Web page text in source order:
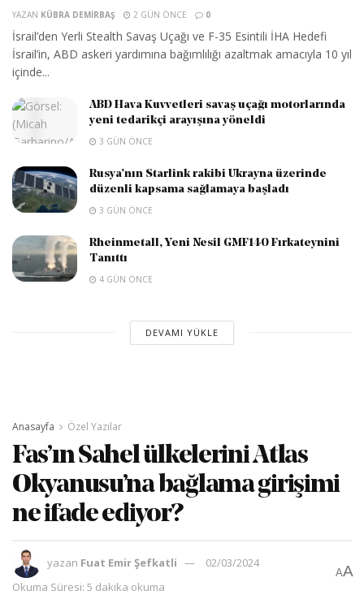
YAZAN KÜBRA DEMIRBAŞ 2 GÜN ÖNCE 0
İsrail’den Yerli Stealth Savaş Uçağı ve F-35 Esintili İHA Hedefi
İsrail’in, ABD askeri yardımına bağımlılığı azaltmak amacıyla 10 yıl
içinde...
ABD Hava Kuvvetleri savaş uçağı motorlarında
yeni tedarikçi arayışına yöneldi
3 GÜN ÖNCE
Rusya’nın Starlink rakibi Ukrayna üzerinde
düzenli kapsama sağlamaya başladı
3 GÜN ÖNCE
Rheinmetall, Yeni Nesil GMF140 Fırkateynini
Tanıttı
4 GÜN ÖNCE
DEVAMI YÜKLE
Anasayfa Özel Yazılar
Fas’ın Sahel ülkelerini Atlas
Okyanusu’na bağlama girişimi
ne ifade ediyor?
yazan Fuat Emir Şefkatli
02/03/2024
Okuma Süresi: 5 dakika okuma
AA